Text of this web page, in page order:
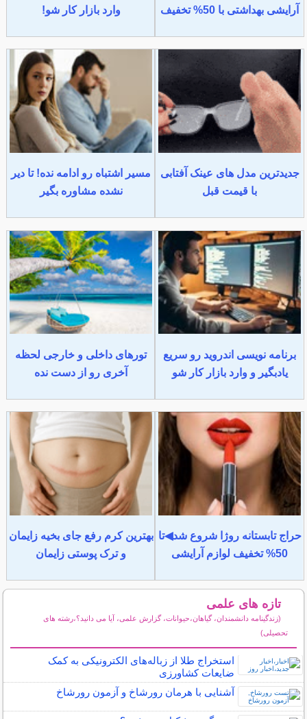
آرایشی بهداشتی با 50% تخفیف
وارد بازار کار شو!
جدیدترین مدل های عینک آفتابی
با قیمت قبل
مسیر اشتباه رو ادامه نده! تا دیر
نشده مشاوره بگیر
برنامه نویسی اندروید رو سریع
یادبگیر و وارد بازار کار شو
تورهای داخلی و خارجی لحظه
آخری رو از دست نده
حراج تابستانه روژا شروع شد◀تا
50% تخفیف لوازم آرایشی
بهترین کرم رفع جای بخیه زایمان
و ترک پوستی زایمان
تازه های علمی
(زندگینامه دانشمندان، گیاهان،حیوانات، گزارش علمی، آیا می دانید؟،رشته های
تحصیلی)
استخراج طلا از زباله‌های الکترونیکی به کمک
ضایعات کشاورزی
آشنایی با هرمان رورشاخ و آزمون رورشاخ